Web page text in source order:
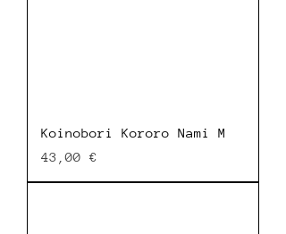
Koinobori Kororo Nami M
Prix
43,00 €